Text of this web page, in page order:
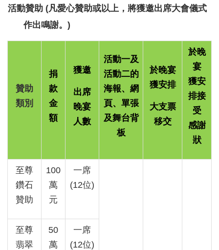
活動贊助 (凡愛心贊助或以上，將獲邀出席大會儀式
作出鳴謝。 )
贊助
類別
捐
款
金
額
獲邀
出席
晚宴
人數
活動一及
活動二的
海報、網
頁、單張
及舞台背
板
於晚宴
獲安排
大支票
移交
於晚
宴
獲安
排接
受
感謝
狀
至尊
鑽石
贊助
100
萬
元
一席
(12位)
至尊
翡翠
50
萬
一席
(12位)